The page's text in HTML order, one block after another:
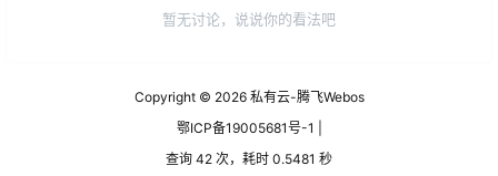
暂无讨论，说说你的看法吧
Copyright © 2026私有云-腾飞Webos
鄂ICP备19005681号-1 |
查询 42 次，耗时 0.5481 秒